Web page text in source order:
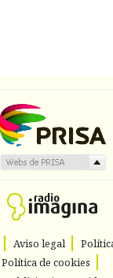
Aviso legal
Política de cookies